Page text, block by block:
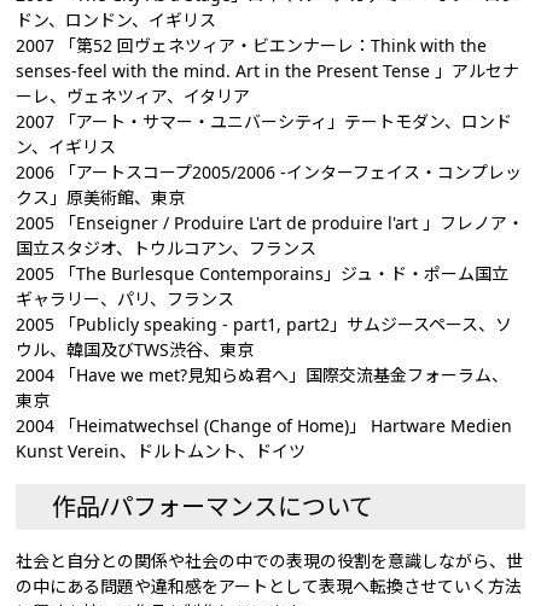
ドン、ロンドン、イギリス
2007 「第52 回ヴェネツィア・ビエンナーレ：Think with the
senses-feel with the mind. Art in the Present Tense 」アルセナ
ーレ、ヴェネツィア、イタリア
2007 「アート・サマー・ユニバーシティ」テートモダン、ロンド
ン、イギリス
2006 「アートスコープ2005/2006 -インターフェイス・コンプレッ
クス」原美術館、東京
2005 「Enseigner / Produire L'art de produire l'art 」フレノア・
国立スタジオ、トウルコアン、フランス
2005 「The Burlesque Contemporains」ジュ・ド・ポーム国立
ギャラリー、パリ、フランス
2005 「Publicly speaking - part1, part2」サムジースペース、ソ
ウル、韓国及びTWS渋谷、東京
2004 「Have we met?見知らぬ君へ」国際交流基金フォーラム、
東京
2004 「Heimatwechsel (Change of Home)」 Hartware Medien
Kunst Verein、ドルトムント、ドイツ
作品/パフォーマンスについて
社会と自分との関係や社会の中での表現の役割を意識しながら、世
の中にある問題や違和感をアートとして表現へ転換させていく方法